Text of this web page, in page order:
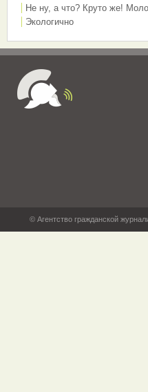
Не ну, а что? Круто же!
Экологично
© Агентство гражданской